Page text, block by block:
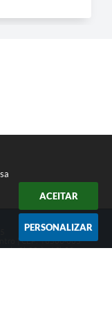
ACEITAR
PERSONALIZAR
| CEP: 16300-005
da 8h00 às 16h00